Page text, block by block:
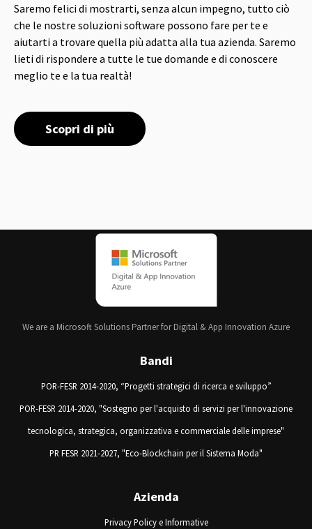
Saremo felici di mostrarti, senza alcun impegno, tutto ciò
che le nostre soluzioni software possono fare per te e
aiutarti a trovare quella più adatta alla tua azienda. Saremo
lieti di rispondere a tutte le tue domande e di conoscere
meglio te e la tua realtà!
Scopri di più
We are a Microsoft Solutions Partner for Digital & App Innovation Azure
Bandi
POR-FESR 2014-2020, “Progetti strategici di ricerca e sviluppo”
POR-FESR 2014-2020, "Sostegno per l'acquisto di servizi per l'innovazione
tecnologica, strategica, organizzativa e commerciale delle imprese"
PR FESR 2021-2027, "Eco-Blockchain per il Sistema Moda"
Azienda
Privacy Policy e Informative